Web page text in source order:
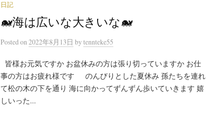
日記
🐋海は広いな大きいな🐋
Postedon 2022年8月13日 by tennteke55
皆様お元気ですか お盆休みの方は張り切っていますか お仕
事の方はお疲れ様です のんびりとした夏休み 孫たちを連れ
て松の木の下を通り 海に向かってずんずん歩いていきます 嬉
しいった...